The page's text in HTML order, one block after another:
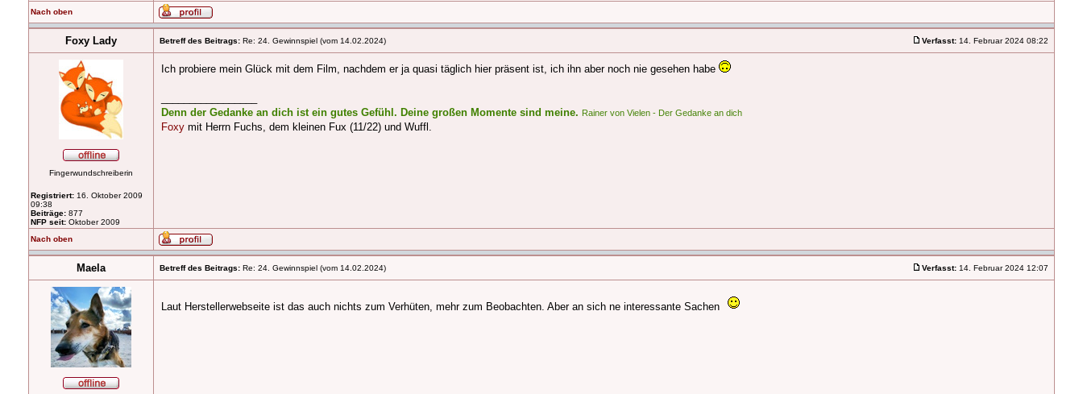
Nach oben
Foxy Lady Betreff des Beitrags: Re: 24. Gewinnspiel (vom 14.02.2024) Verfasst: 14. Februar 2024 08:22
Fingerwundschreiberin
Registriert: 16. Oktober 2009
09:38
Beiträge: 877
NFP seit: Oktober 2009
Ich probiere mein Glück mit dem Film, nachdem er ja quasi täglich hier präsent ist, ich ihn aber noch nie gesehen habe
Denn der Gedanke an dich ist ein gutes Gefühl. Deine großen Momente sind meine. Rainer von Vielen - Der Gedanke an dich
Foxy mit Herrn Fuchs, dem kleinen Fux (11/22) und Wuffl.
Nach oben
Maela Betreff des Beitrags: Re: 24. Gewinnspiel (vom 14.02.2024) Verfasst: 14. Februar 2024 12:07
Laut Herstellerwebseite ist das auch nichts zum Verhüten, mehr zum Beobachten. Aber an sich ne interessante Sachen